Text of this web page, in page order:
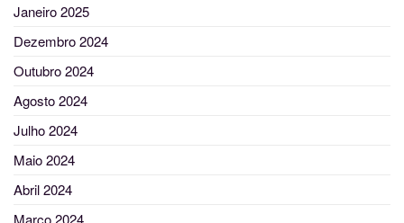
Janeiro 2025
Dezembro 2024
Outubro 2024
Agosto 2024
Julho 2024
Maio 2024
Abril 2024
Março 2024